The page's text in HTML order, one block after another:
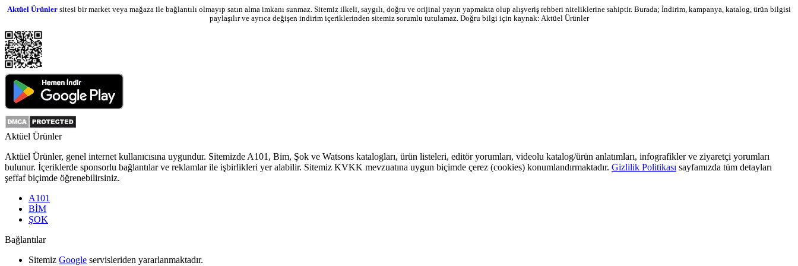
Aktüel Ürünler sitesi bir market veya mağaza ile bağlantılı olmayıp satın alma imkanı sunmaz. Sitemiz ilkeli, saygılı, doğru ve orijinal yayın yapmakta olup alışveriş rehberi niteliklerine sahiptir. Burada; İndirim, kampanya, katalog, ürün bilgisi
paylaşılır ve ayrıca değişen indirim içeriklerinden sitemiz sorumlu tutulamaz. Doğru bilgi için kaynak: Aktüel Ürünler
Aktüel Ürünler
Aktüel Ürünler, genel internet kullanıcısına uygundur. Sitemizde A101 , Bim, Şok ve Watsons katalogları, ürün listeleri, editör yorumları, videolu katalog/ürün anlatımları, infografikler ve ziyaretçi yorumları
bulunur. İçeriklerde sponsorlu bağlantılar ve reklamlar ile işbirlikleri yer alabilir. Sitemiz KVKK mevzuatına uygun biçimde çerez (cookies) konumlandırmaktadır. Gizlilik Politikası sayfamızda tüm detayları
şeffaf biçimde öğrenebilirsiniz.
A101
BİM
ŞOK
Bağlantılar
Sitemiz Google servisleriden yararlanmaktadır.